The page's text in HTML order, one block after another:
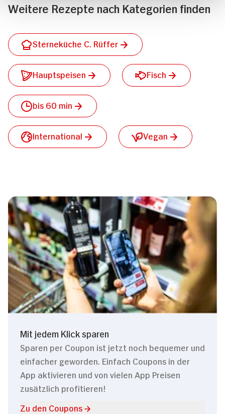
Weitere Rezepte nach Kategorien finden
Sterneküche C. Rüffer
Hauptspeisen Fisch
bis 60 min
International Vegan
Mit jedem Klick sparen
Sparen per Coupon ist jetzt noch bequemer und
einfacher geworden. Einfach Coupons in der
App aktivieren und von vielen App Preisen
zusätzlich profitieren!
Zu den Coupons